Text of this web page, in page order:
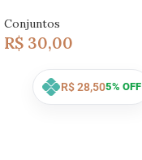
Conjuntos
R$ 30,00
R$28,505% OFF